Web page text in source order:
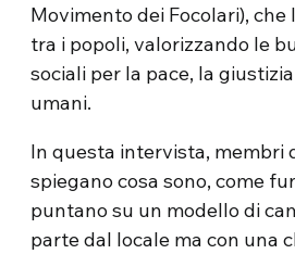
Movimento dei Focolari), che
tra i popoli, valorizzando le
sociali per la pace, la
umani.
In questa intervista, membri
spiegano cosa sono, come
puntano su un modello di
parte dal locale ma con una